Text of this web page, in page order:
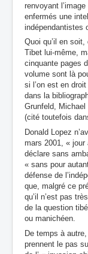
renvoyant
enfermés une
indépendantistes
Quoi qu’il en
Tibet lui-même,
cinquante pages
volume sont là
si l’on est en
dans la
Grunfeld,
(cité toutefois
Donald Lopez
mars 2001, « jour
déclare sans
« sans pour
défense de
que, malgré ce
qu’il n’est pas
de la question
ou manichéen.
De temps à
prennent le pas